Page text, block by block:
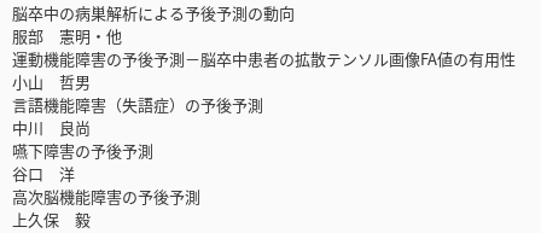
脳卒中の病巣解析による予後予測の動向
服部 憲明・他
運動機能障害の予後予測－脳卒中患者の拡散テンソル画像FA値の有用性
小山 哲男
言語機能障害（失語症）の予後予測
中川 良尚
嚥下障害の予後予測
谷口 洋
高次脳機能障害の予後予測
上久保 毅